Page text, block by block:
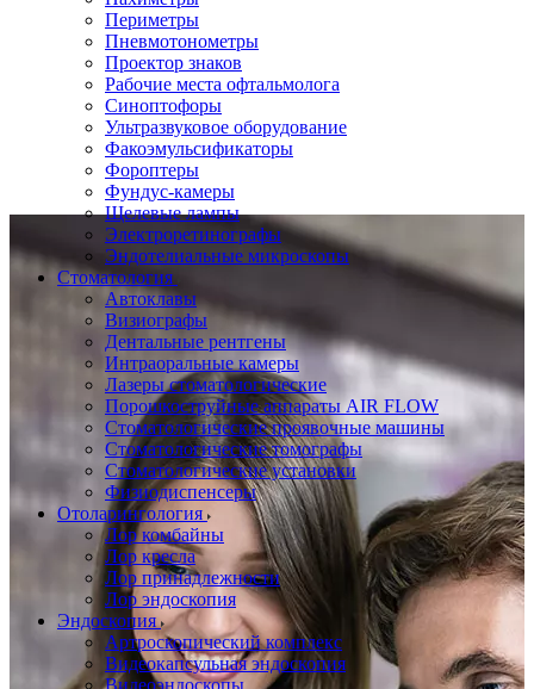
Периметры
Пневмотонометры
Проектор знаков
Рабочие места офтальмолога
Синоптофоры
Ультразвуковое оборудование
Факоэмульсификаторы
Фороптеры
Фундус-камеры
Щелевые лампы
Электроретинографы
Эндотелиальные микроскопы
Стоматология
Автоклавы
Визиографы
Дентальные рентгены
Интраоральные камеры
Лазеры стоматологические
Порошкоструйные аппараты AIR FLOW
Стоматологические проявочные машины
Стоматологические томографы
Стоматологические установки
Физиодиспенсеры
Отоларингология
Лор комбайны
Лор кресла
Лор принадлежности
Лор эндоскопия
Эндоскопия
Артроскопический комплекс
Видеокапсульная эндоскопия
Видеоэндоскопы